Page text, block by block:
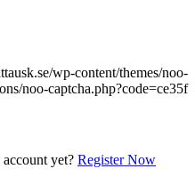
yet? Register Now